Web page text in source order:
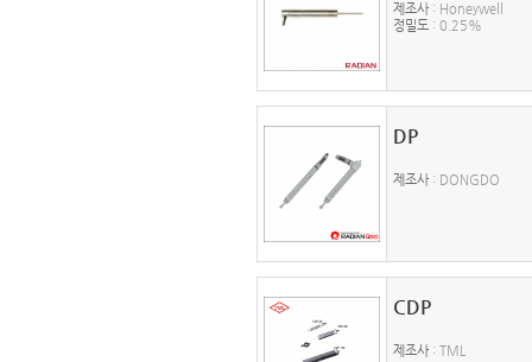
제조사 : Honeywell
정밀도 : 0.25%
DP
제조사 : DONGDO
CDP
제조사 : TML